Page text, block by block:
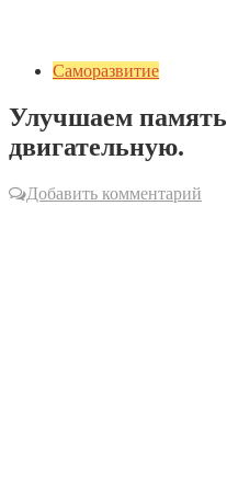
Саморазвитие
Улучшаем
двигательную.
Добавить комментарий